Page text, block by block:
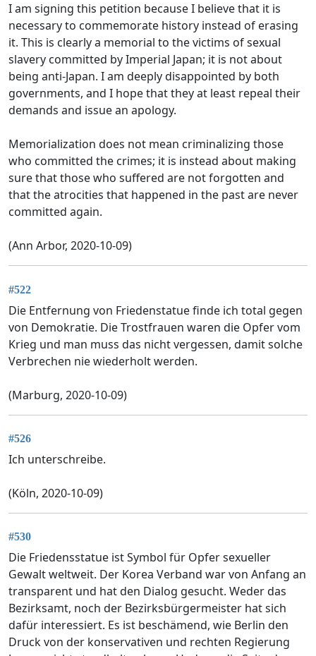
I am signing this petition because I believe that it is
necessary to commemorate history instead of erasing
it. This is clearly a memorial to the victims of sexual
slavery committed by Imperial Japan; it is not about
being anti-Japan. I am deeply disappointed by both
governments, and I hope that they at least repeal their
demands and issue an apology.
Memorialization does not mean criminalizing those
who committed the crimes; it is instead about making
sure that those who suffered are not forgotten and
that the atrocities that happened in the past are never
committed again.
(Ann Arbor, 2020-10-09)
#522
Die Entfernung von Friedenstatue finde ich total gegen
von Demokratie. Die Trostfrauen waren die Opfer vom
Krieg und man muss das nicht vergessen, damit solche
Verbrechen nie wiederholt werden.
(Marburg, 2020-10-09)
#526
Ich unterschreibe.
(Köln, 2020-10-09)
#530
Die Friedensstatue ist Symbol für Opfer sexueller
Gewalt weltweit. Der Korea Verband war von Anfang an
transparent und hat den Dialog gesucht. Weder das
Bezirksamt, noch der Bezirksbürgermeister hat sich
dafür interessiert. Es ist beschämend, wie Berlin den
Druck von der konservativen und rechten Regierung